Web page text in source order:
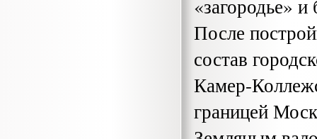
«загородье»
После
состав
Камер-
границей